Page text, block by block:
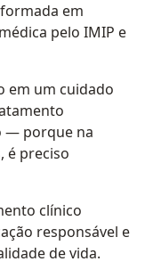
em
pelo IMIP e
em um cuidado
— porque na
é preciso
clínico
responsável e
de vida.